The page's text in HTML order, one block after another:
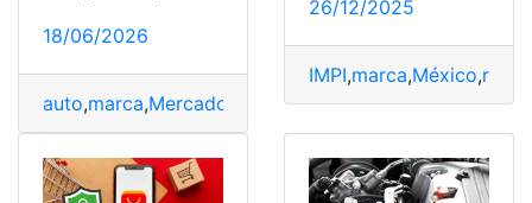
18/06/2026
auto,marca,Mercado Usuario,Ventas
26/12/2025
IMPI,marca,México,